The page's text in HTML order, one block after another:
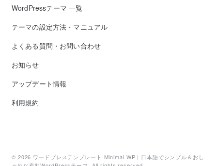
WordPressテーマ 一覧
テーマの設定方法・マニュアル
よくある質問・お問い合わせ
お知らせ
アップデート情報
利用規約
© 2026 ワードプレステンプレート Minimal WP | 日本語でシンプル＆おし